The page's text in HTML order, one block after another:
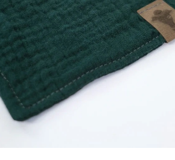
JACKOR TAXMODELL
IGLOOS
VÄSKOR
HUNDLEKSAKER
MATPLATS
SKÅLAR